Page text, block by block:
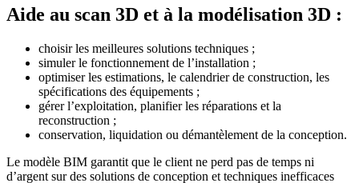
Aide au scan 3D et à la modélisation 3D :
choisir les meilleures solutions techniques ;
simuler le fonctionnement de l’installation ;
optimiser les estimations, le calendrier de construction, les
spécifications des équipements ;
gérer l’exploitation, planifier les réparations et la
reconstruction ;
conservation, liquidation ou démantèlement de la conception.
Le modèle BIM garantit que le client ne perd pas de temps ni
d’argent sur des solutions de conception et techniques inefficaces